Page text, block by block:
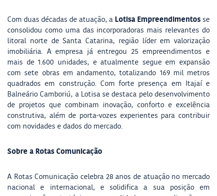
Com duas décadas de atuação, a Lotisa Empreendimentosse
consolidou como uma das incorporadoras mais relevantes do
litoral norte de Santa Catarina, região líder em valorização
imobiliária. A empresa já entregou 25 empreendimentos e
mais de 1.600 unidades, e atualmente segue em expansão
com sete obras em andamento, totalizando 169 mil metros
quadrados em construção. Com forte presença em Itajaí e
Balneário Camboriú, a Lotisa se destaca pelo desenvolvimento
de projetos que combinam inovação, conforto e excelência
construtiva, além de porta-vozes experientes para contribuir
com novidades e dados do mercado.
Sobre a Rotas Comunicação
A Rotas Comunicação celebra 28 anos de atuação no mercado
nacional e internacional, e solidifica a sua posição em